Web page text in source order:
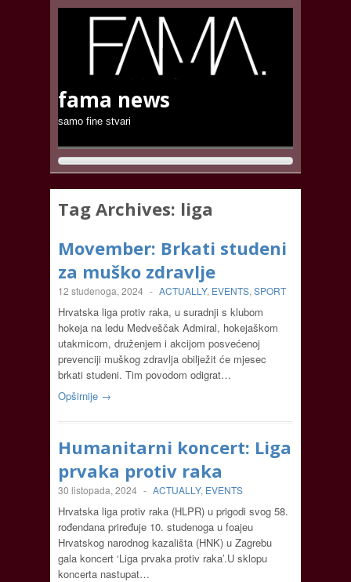
fama news
samo fine stvari
Tag Archives: liga
Movember: Brkati studeni
za muško zdravlje
12 studenoga, 2024 - ACTUALLY, EVENTS, SPORT
Hrvatska liga protiv raka, u suradnji s klubom
hokeja na ledu Medveščak Admiral, hokejaškom
utakmicom, druženjem i akcijom posvećenoj
prevenciji muškog zdravlja obilježit će mjesec
brkati studeni. Tim povodom odigrat…
Opširnije →
Humanitarni koncert: Liga
prvaka protiv raka
30 listopada, 2024 - ACTUALLY, EVENTS
Hrvatska liga protiv raka (HLPR) u prigodi svog 58.
rođendana priređuje 10. studenoga u foajeu
Hrvatskog narodnog kazališta (HNK) u Zagrebu
gala koncert ‘Liga prvaka protiv raka’.U sklopu
koncerta nastupat…